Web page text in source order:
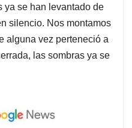
ya se han levantado de
silencio. Nos montamos
alguna vez perteneció a
las sombras ya se